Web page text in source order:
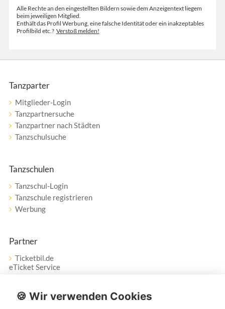
Alle Rechte an den eingestellten Bildern sowie dem Anzeigentext liegem
beim jeweiligen Mitglied.
Enthält das Profil Werbung, eine falsche Identität oder ein inakzeptables
Profilbild etc.? Verstoß melden!
Tanzparter
Mitglieder-Login
Tanzpartnersuche
Tanzpartner nach Städten
Tanzschulsuche
Tanzschulen
Tanzschul-Login
Tanzschule registrieren
Werbung
Partner
Ticketbil.de
eTicket Service
Vertrag widerrufen
🍪 Wir verwenden Cookies